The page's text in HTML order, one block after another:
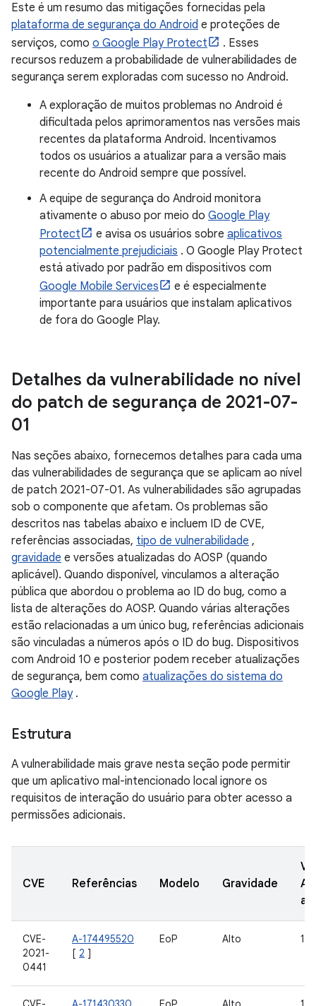
Este é um resumo das mitigações fornecidas pela
plataforma de segurança do Android e proteções de
serviços, como o Google Play Protect
. Esses
recursos reduzem a probabilidade de vulnerabilidades de
segurança serem exploradas com sucesso no Android.
A exploração de muitos problemas no Android é
dificultada pelos aprimoramentos nas versões mais
recentes da plataforma Android. Incentivamos
todos os usuários a atualizar para a versão mais
recente do Android sempre que possível.
A equipe de segurança do Android monitora
ativamente o abuso por meio do Google Play
Protect
e avisa os usuários sobre aplicativos
potencialmente prejudiciais . O Google Play Protect
está ativado por padrão em dispositivos com
Google Mobile Services
e é especialmente
importante para usuários que instalam aplicativos
de fora do Google Play.
Detalhes da vulnerabilidade no nível
do patch de segurança de 2021-07-
01
Nas seções abaixo, fornecemos detalhes para cada uma
das vulnerabilidades de segurança que se aplicam ao nível
de patch 2021-07-01. As vulnerabilidades são agrupadas
sob o componente que afetam. Os problemas são
descritos nas tabelas abaixo e incluem ID de CVE,
referências associadas, tipo de vulnerabilidade ,
gravidade e versões atualizadas do AOSP (quando
aplicável). Quando disponível, vinculamos a alteração
pública que abordou o problema ao ID do bug, como a
lista de alterações do AOSP. Quando várias alterações
estão relacionadas a um único bug, referências adicionais
são vinculadas a números após o ID do bug. Dispositivos
com Android 10 e posterior podem receber atualizações
de segurança, bem como atualizações do sistema do
Google Play.
Estrutura
A vulnerabilidade mais grave nesta seção pode permitir
que um aplicativo mal-intencionado local ignore os
requisitos de interação do usuário para obter acesso a
permissões adicionais.
CVE Referências Modelo Gravidade
CVE-
2021-
0441
A-174495520
[ 2 ]
EoP Alto 11